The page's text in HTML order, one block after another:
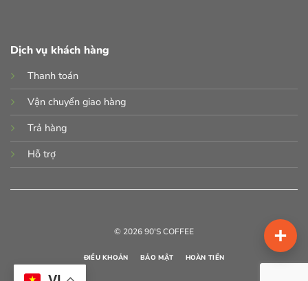
Dịch vụ khách hàng
Thanh toán
Vận chuyển giao hàng
Trả hàng
Hỗ trợ
© 2026 90'S COFFEE
ĐIỀU KHOẢN BẢO MẬT HOÀN TIỀN